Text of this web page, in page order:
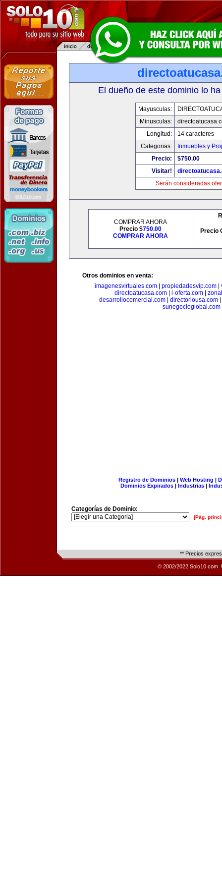
El dueño de este dominio lo
Mayusculas:
Minusculas:
Longitud:
14 caracteres
Categorias:
Inmuebles y
Precio:
$750.00
Visitar!
Serán consideradas
COMPRAR AHORA
Precio $750.00
COMPRAR AHORA
Precio
Otros dominios en venta:
imagenesvirtuales.com| propiedadesvip.com|
directoatucasa.com| i-oferta.com|
desarrollocomercial.com
directoriousa.com
sunegocioglobal.com
Registro de Dominios| Web Hosting |
Dominios Expirados | Industrias |
Categorías de Dominio:
[Pág.
** Precios
© 2002/2022 Solo10.com